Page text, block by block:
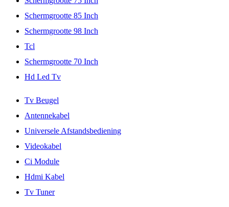
Schermgrootte 85 Inch
Schermgrootte 98 Inch
Tcl
Schermgrootte 70 Inch
Hd Led Tv
Tv Beugel
Antennekabel
Universele Afstandsbediening
Videokabel
Ci Module
Hdmi Kabel
Tv Tuner